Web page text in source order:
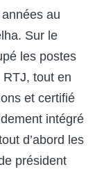
au
Sur le
les postes
RTJ, tout en
et certifié
intégré
d’abord les
président